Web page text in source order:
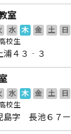
室
水 木 金 土
日
校生
浦４３‐３
水 木 金 土
日
校生
島字 長池６７